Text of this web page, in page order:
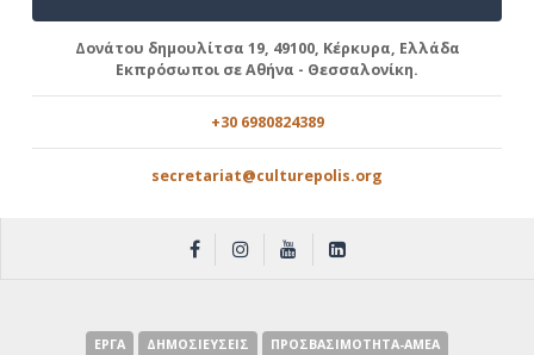
Δονάτου δημουλίτσα 19, 49100, Κέρκυρα, Ελλάδα
Εκπρόσωποι σε Αθήνα - Θεσσαλονίκη.
+30 6980824389
secretariat@culturepolis.org
ΕΡΓΑ ΔΗΜΟΣΙΕΥΣΕΙΣ ΠΡΟΣΒΑΣΙΜΟΤΗΤΑ-ΑΜΕΑ